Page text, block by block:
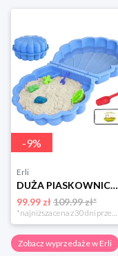
-9%
Erli
DUŻA PIASKOWNICA BASEN 2w1 MUSZELKA Z POKRYWĄ + ZABAWKA ŁOPATKA 2-częściowa
99.99 zł109.99 zł*
*najniższa cena z 30 dni przed obniżką
Zobacz wyprzedaże w Erli